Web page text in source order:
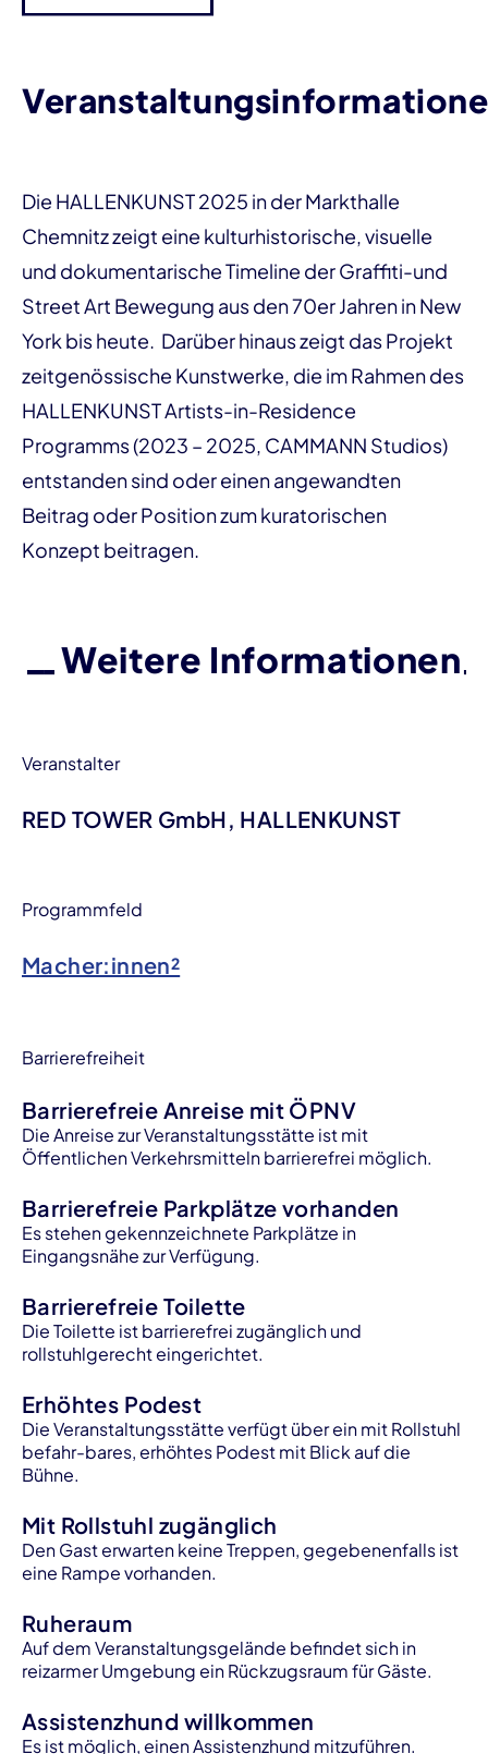
Die HALLENKUNST 2025 in der Markthalle
Chemnitz zeigt eine kulturhistorische, visuelle
und dokumentarische Timeline der Graffiti-und
Street Art Bewegung aus den 70er Jahren in New
York bis heute. Darüber hinaus zeigt das Projekt
zeitgenössische Kunstwerke, die im Rahmen des
HALLENKUNST Artists-in-Residence
Programms (2023 – 2025, CAMMANN Studios)
entstanden sind oder einen angewandten
Beitrag oder Position zum kuratorischen
Konzept beitragen.
Weitere Informationen
Veranstalter
RED TOWER GmbH, HALLENKUNST
Programmfeld
Macher:innen²
Barrierefreiheit
Barrierefreie Anreise mit ÖPNV
Die Anreise zur Veranstaltungsstätte ist mit
Öffentlichen Verkehrsmitteln barrierefrei möglich.
Barrierefreie Parkplätze vorhanden
Es stehen gekennzeichnete Parkplätze in
Eingangsnähe zur Verfügung.
Barrierefreie Toilette
Die Toilette ist barrierefrei zugänglich und
rollstuhlgerecht eingerichtet.
Erhöhtes Podest
Die Veranstaltungsstätte verfügt über ein mit Rollstuhl
befahr-bares, erhöhtes Podest mit Blick auf die
Bühne.
Mit Rollstuhl zugänglich
Den Gast erwarten keine Treppen, gegebenenfalls ist
eine Rampe vorhanden.
Ruheraum
Auf dem Veranstaltungsgelände befindet sich in
reizarmer Umgebung ein Rückzugsraum für Gäste.
Assistenzhund willkommen
Es ist möglich, einen Assistenzhund mitzuführen.